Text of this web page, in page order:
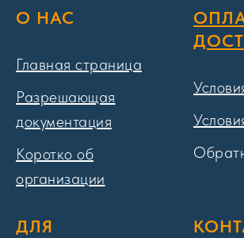
О НАС
Главная страница
Разрешающая
документация
Коротко об
организации
ДЛЯ